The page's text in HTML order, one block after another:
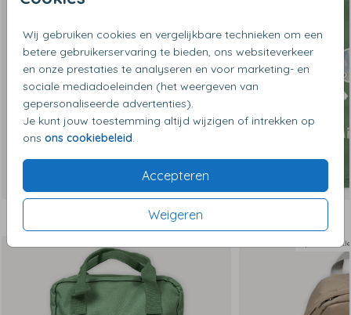
Wij gebruiken cookies en vergelijkbare technieken om een
betere gebruikerservaring te bieden, ons websiteverkeer
en onze prestaties te analyseren en voor marketing- en
sociale mediadoeleinden (het weergeven van
gepersonaliseerde advertenties).
Je kunt jouw toestemming altijd wijzigen of intrekken op
ons ons cookiebeleid
Accepteren
Weigeren
Dit vind je misschien ook leuk
Op diverse